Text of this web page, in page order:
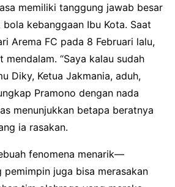
memiliki tanggung jawab besar
kebanggaan Ibu Kota. Saat
Arema FC pada 8 Februari lalu,
mendalam. “Saya kalau sudah
Diky, Ketua Jakmania, aduh,
Pramono dengan nada
menunjukkan betapa beratnya
ia rasakan.
fenomena menarik—
pemimpin juga bisa merasakan